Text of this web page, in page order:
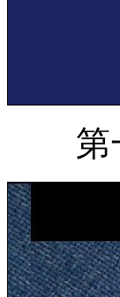
第一